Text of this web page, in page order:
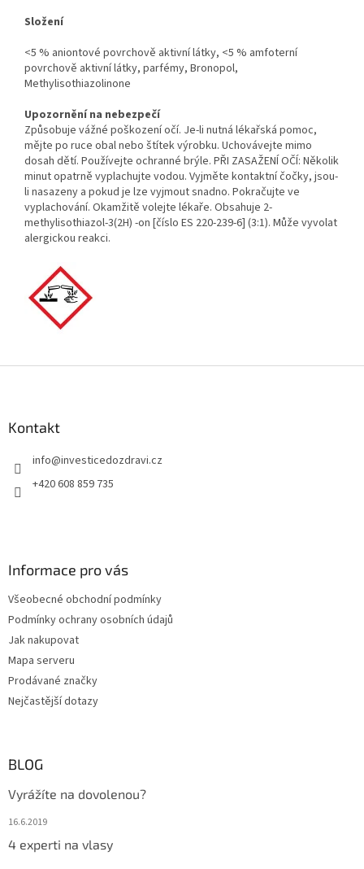
Složení
<5 % aniontové povrchově aktivní látky, <5 % amfoterní
povrchově aktivní látky, parfémy, Bronopol,
Methylisothiazolinone
Upozornění na nebezpečí
Způsobuje vážné poškození očí. Je-li nutná lékařská pomoc,
mějte po ruce obal nebo štítek výrobku. Uchovávejte mimo
dosah dětí. Používejte ochranné brýle. PŘI ZASAŽENÍ OČÍ: Několik
minut opatrně vyplachujte vodou. Vyjměte kontaktní čočky, jsou-
li nasazeny a pokud je lze vyjmout snadno. Pokračujte ve
vyplachování. Okamžitě volejte lékaře. Obsahuje 2-
methylisothiazol-3(2H) -on [číslo ES 220-239-6] (3:1). Může vyvolat
alergickou reakci.
Kontakt
info@investicedozdravi.cz
+420 608 859 735
Informace pro vás
Všeobecné obchodní podmínky
Podmínky ochrany osobních údajů
Jak nakupovat
Mapa serveru
Prodávané značky
Nejčastější dotazy
BLOG
Vyrážíte na dovolenou?
16.6.2019
4 experti na vlasy